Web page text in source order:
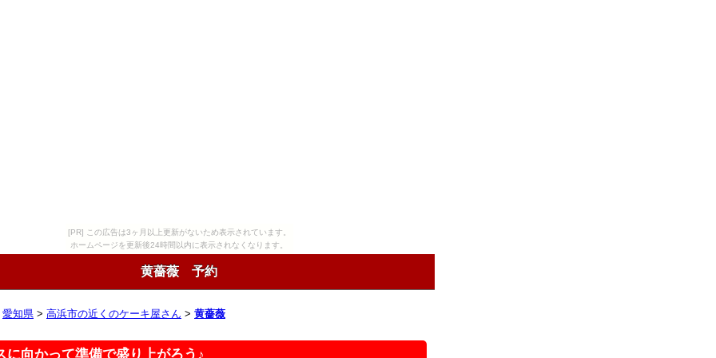
[PR] この広告は3ヶ月以上更新がないため表示されています。
ホームページを更新後24時間以内に表示されなくなります。
黄薔薇 予約
愛知県 > 高浜市の近くのケーキ屋さん > 黄薔薇
に向かって準備で盛り上がろう♪